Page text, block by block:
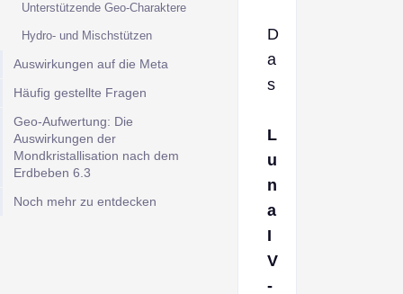
Unterstützende Geo-Charaktere
Hydro- und Mischstützen
Auswirkungen auf die Meta
Häufig gestellte Fragen
Geo-Aufwertung: Die
Auswirkungen der
Mondkristallisation nach dem
Erdbeben 6.3
Noch mehr zu entdecken
D
a
s
L
u
n
a
I
V
-